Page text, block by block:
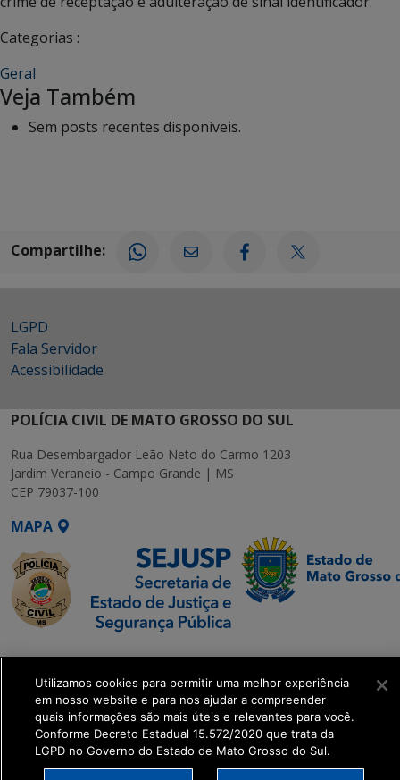
Categorias :
Geral
Veja Também
Sem posts recentes disponíveis.
Compartilhe:
LGPD
Fala Servidor
Acessibilidade
POLÍCIA CIVIL DE MATO GROSSO DO SUL
Rua Desembargador Leão Neto do Carmo 1203
Jardim Veraneio - Campo Grande | MS
CEP 79037-100
MAPA
SETDIG | Secretaria-
Executiva de
Transformação Digital
get_footer();
Utilizamos cookies para permitir uma melhor experiência
em nosso website e para nos ajudar a compreender
quais informações são mais úteis e relevantes para você.
Conforme Decreto Estadual 15.572/2020 que trata da
LGPD no Governo do Estado de Mato Grosso do Sul.